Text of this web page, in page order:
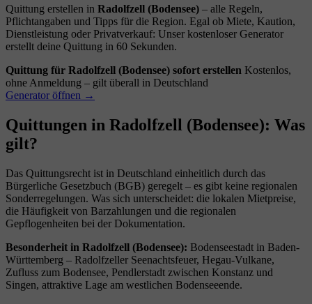
Quittung erstellen in Radolfzell (Bodensee) – alle Regeln,
Pflichtangaben und Tipps für die Region. Egal ob Miete, Kaution,
Dienstleistung oder Privatverkauf: Unser kostenloser Generator
erstellt deine Quittung in 60 Sekunden.
Quittung für Radolfzell (Bodensee) sofort erstellen Kostenlos,
ohne Anmeldung – gilt überall in Deutschland
Generator öffnen →
Quittungen in Radolfzell (Bodensee): Was
gilt?
Das Quittungsrecht ist in Deutschland einheitlich durch das
Bürgerliche Gesetzbuch (BGB) geregelt – es gibt keine regionalen
Sonderregelungen. Was sich unterscheidet: die lokalen Mietpreise,
die Häufigkeit von Barzahlungen und die regionalen
Gepflogenheiten bei der Dokumentation.
Besonderheit in Radolfzell (Bodensee): Bodenseestadt in Baden-
Württemberg – Radolfzeller Seenachtsfeuer, Hegau-Vulkane,
Zufluss zum Bodensee, Pendlerstadt zwischen Konstanz und
Singen, attraktive Lage am westlichen Bodenseeende.